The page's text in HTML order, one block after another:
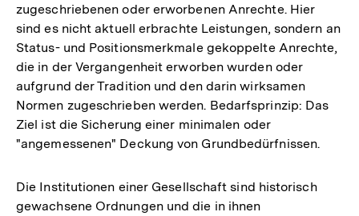
zugeschriebenen oder erworbenen Anrechte. Hier
sind es nicht aktuell erbrachte Leistungen, sondern an
Status- und Positionsmerkmale gekoppelte Anrechte,
die in der Vergangenheit erworben wurden oder
aufgrund der Tradition und den darin wirksamen
Normen zugeschrieben werden. Bedarfsprinzip: Das
Ziel ist die Sicherung einer minimalen oder
"angemessenen" Deckung von Grundbedürfnissen.
Die Institutionen einer Gesellschaft sind historisch
gewachsene Ordnungen und die in ihnen